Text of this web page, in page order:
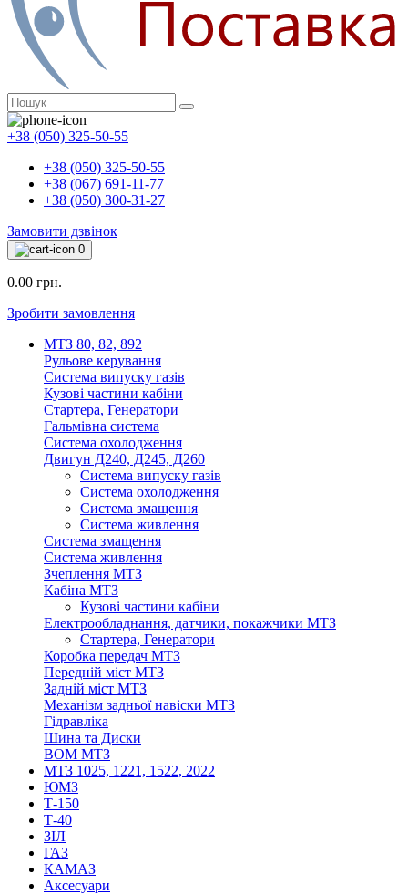
+38 (050) 325-50-55
+38 (050) 325-50-55
+38 (067) 691-11-77
+38 (050) 300-31-27
Замовити дзвінок
0
0.00 грн.
Зробити замовлення
МТЗ 80, 82, 892
Рульове керування
Система випуску газів
Кузові частини кабіни
Стартера, Генератори
Гальмівна система
Система охолодження
Двигун Д240, Д245, Д260
Система випуску газів
Система охолодження
Система змащення
Система живлення
Система змащення
Система живлення
Зчеплення МТЗ
Кабіна МТЗ
Кузові частини кабіни
Електрообладнання, датчики, покажчики МТЗ
Стартера, Генератори
Коробка передач МТЗ
Передній міст МТЗ
Задній міст МТЗ
Механізм задньої навіски МТЗ
Гідравліка
Шина та Диски
ВОМ МТЗ
МТЗ 1025, 1221, 1522, 2022
ЮМЗ
Т-150
Т-40
ЗІЛ
ГАЗ
КАМАЗ
Аксесуари